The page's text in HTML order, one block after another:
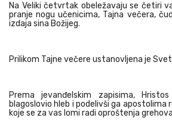
Na Veliki četvrtak obeležavaju se četiri
pranje nogu učenicima, Tajna večera,
izdaja sina Božijeg.
Prilikom Tajne večere ustanovljena je
Prema jevanđelskim zapisima,
blagoslovio hleb i podelivši ga apostolima
koje se za vas lomi radi oproštenja